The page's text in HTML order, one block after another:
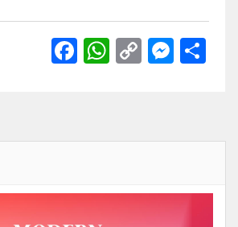
Facebook
WhatsApp
Copy